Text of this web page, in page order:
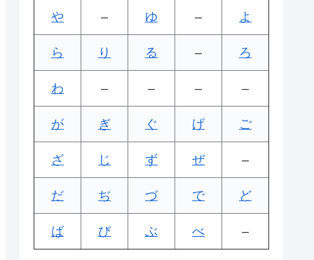
や – ゆ – よ
ら り る – ろ
わ – – – –
が ぎ ぐ げ ご
ざ じ ず ぜ –
だ ぢ づ で ど
ば び ぶ べ –